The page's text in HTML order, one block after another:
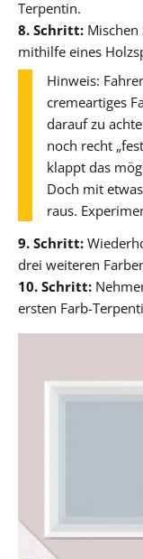
Terpentin.
8. Schritt: Mischen
mithilfe eines
Hinweis:
cremeartiges
darauf zu
noch recht
klappt das
Doch mit
raus.
9. Schritt:
drei weiteren
10. Schritt:
ersten Farb-